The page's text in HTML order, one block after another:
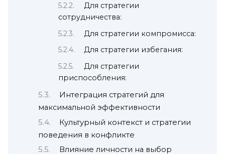
Для стратегии
сотрудничества:
Для стратегии компромисса:
Для стратегии избегания:
Для стратегии
приспособления:
Интеграция стратегий для
максимальной эффективности
Культурный контекст и стратегии
поведения в конфликте
Влияние личности на выбор